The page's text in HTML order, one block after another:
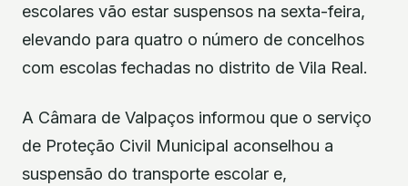
escolares vão estar suspensos na sexta-feira,
elevando para quatro o número de concelhos
com escolas fechadas no distrito de Vila Real.
A Câmara de Valpaços informou que o serviço
de Proteção Civil Municipal aconselhou a
suspensão do transporte escolar e,